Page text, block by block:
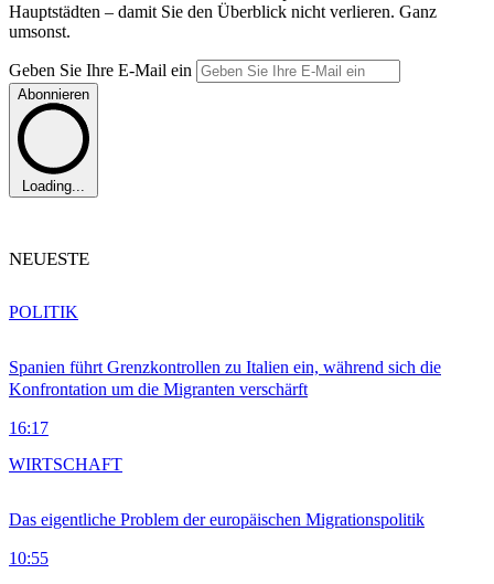
Hauptstädten – damit Sie den Überblick nicht verlieren. Ganz
umsonst.
Geben Sie Ihre E-Mail ein
Abonnieren
Loading...
NEUESTE
Spanien führt Grenzkontrollen zu Italien ein, während sich die
Konfrontation um die Migranten verschärft
16:17
POLITIK
Das eigentliche Problem der europäischen Migrationspolitik
10:55
WIRTSCHAFT